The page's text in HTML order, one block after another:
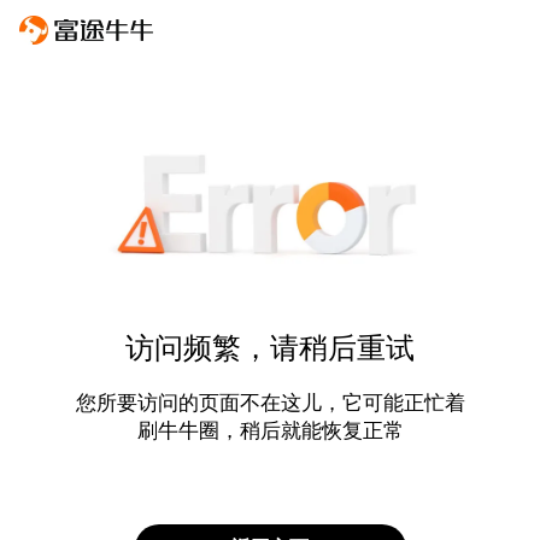
访问频繁，请稍后重试
您所要访问的页面不在这儿，它可能正忙着
刷牛牛圈，稍后就能恢复正常